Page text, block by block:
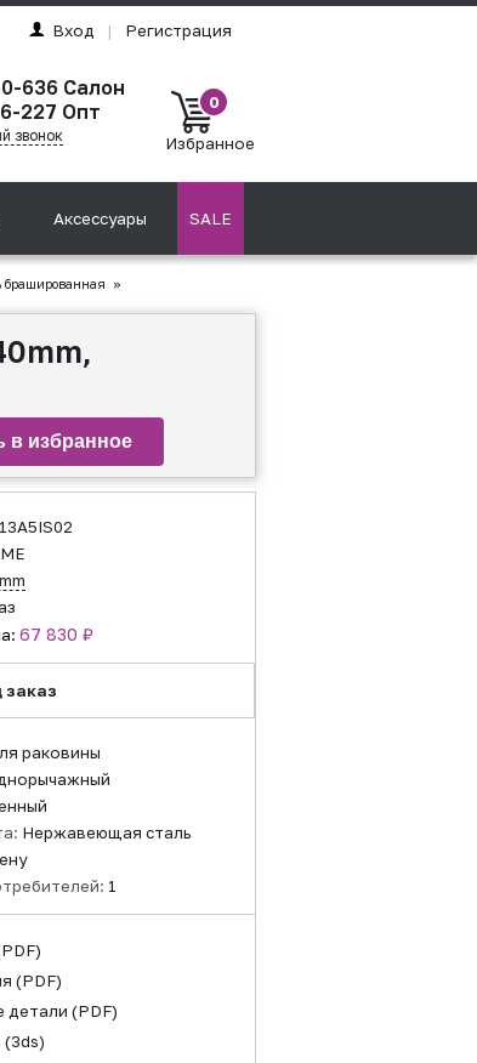
Вход | Регистрация
636 Салон
227 Опт
звонок
0
Избранное
Аксессуары SALE
»
67 830 ₽
заказ
раковины
Нержавеющая сталь
1
(PDF)
детали (PDF)
(3ds)